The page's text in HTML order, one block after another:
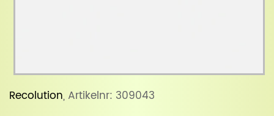
Recolution, Artikelnr: 309043